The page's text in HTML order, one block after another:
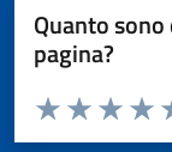
Quanto
pagina?
Valuta da 1 a 5
Valuta 3
Valuta 2
Valuta 1 stelle